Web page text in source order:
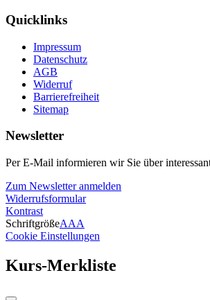
Quicklinks
Impressum
Datenschutz
AGB
Widerruf
Barrierefreiheit
Sitemap
Newsletter
Per E-Mail informieren wir Sie über
Zum Newsletter anmelden
Widerrufsformular
Kontrast
SchriftgrößeAAA
Cookie Einstellungen
Kurs-Merkliste